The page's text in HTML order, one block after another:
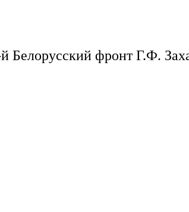
Белорусский фронт Г.Ф.